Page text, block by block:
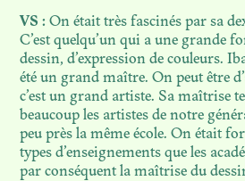
VS : On était très fascinés par sa
C’est quelqu’un qui a une grande
dessin, d’expression de couleurs.
été un grand maître. On peut être
c’est un grand artiste. Sa maîtrise
beaucoup les artistes de notre
peu près la même école. On était
types d’enseignements que les
par conséquent la maîtrise du